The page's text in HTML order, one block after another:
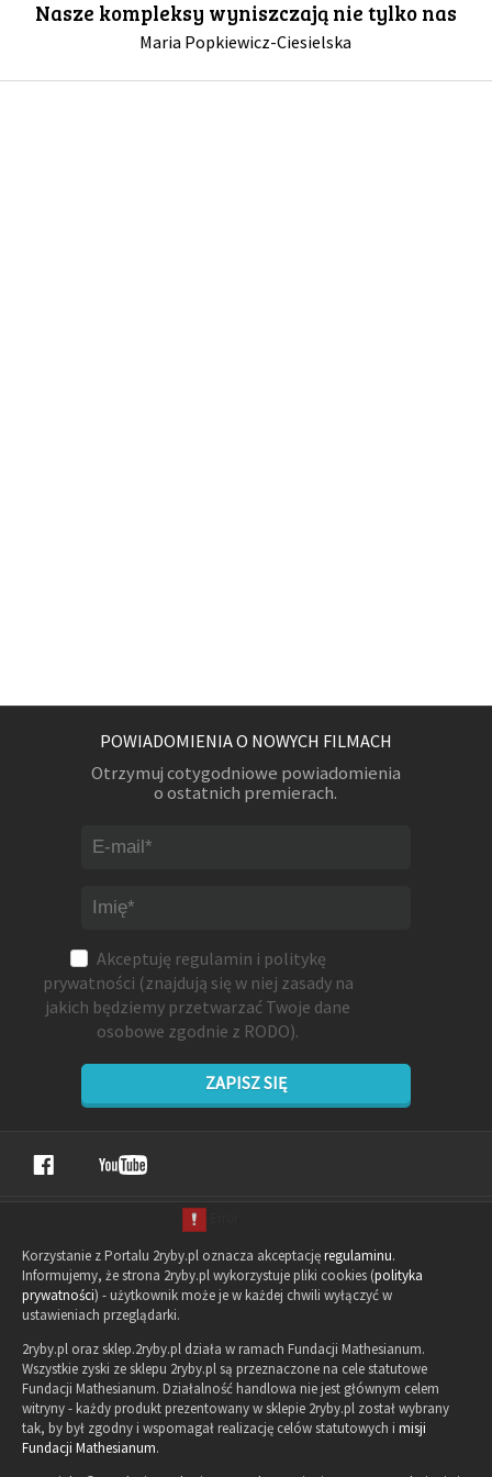
Nasze kompleksy wyniszczają nie tylko nas
Maria Popkiewicz-Ciesielska
POWIADOMIENIA O NOWYCH FILMACH
Otrzymuj cotygodniowe powiadomienia
o ostatnich premierach.
Akceptuję regulamin i politykę
prywatności (znajdują się w niej zasady na
jakich będziemy przetwarzać Twoje dane
osobowe zgodnie z RODO).
ZAPISZ SIĘ
Korzystanie z Portalu 2ryby.pl oznacza akceptacjęregulaminu.
Informujemy, że strona 2ryby.pl wykorzystuje pliki cookies (polityka
prywatności) - użytkownik może je w każdej chwili wyłączyć w
ustawieniach przeglądarki.
2ryby.pl oraz sklep.2ryby.pl działa w ramach Fundacji Mathesianum.
Wszystkie zyski ze sklepu 2ryby.pl są przeznaczone na cele statutowe
Fundacji Mathesianum. Działalność handlowa nie jest głównym celem
witryny - każdy produkt prezentowany w sklepie 2ryby.pl został wybrany
tak, by był zgodny i wspomagał realizację celów statutowych i misji
Fundacji Mathesianum.